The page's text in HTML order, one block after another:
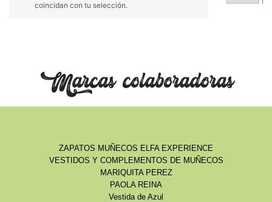
coincidan con tu selección.
Marcas colaboradoras
ZAPATOS MUÑECOS ELFA EXPERIENCE
VESTIDOS Y COMPLEMENTOS DE MUÑECOS
MARIQUITA PEREZ
PAOLA REINA
Vestida de Azul